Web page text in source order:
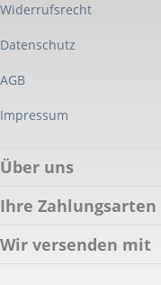
Widerrufsrecht
Datenschutz
AGB
Impressum
Über uns
Ihre Zahlungsarten
Wir versenden mit